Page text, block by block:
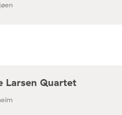
Larsen Quartet